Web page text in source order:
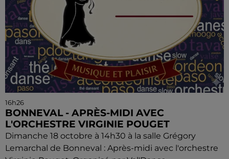
16h26
BONNEVAL - APRÈS-MIDI AVEC
L'ORCHESTRE VIRGINIE POUGET
Dimanche 18 octobre à 14h30 à la salle Grégory
Lemarchal de Bonneval : Après-midi avec l'orchestre